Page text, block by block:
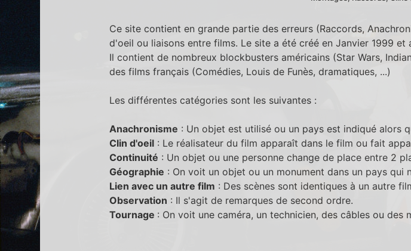
Ce site contient en grande partie des erreurs (Raccords,
d'oeil ou liaisons entre films. Le site a été créé en Janvier 1999
Il contient de nombreux blockbusters américains (Star Wars,
des films français (Comédies, Louis de Funès, dramatiques, ...)
Les différentes catégories sont les suivantes :
Anachronisme : Un objet est utilisé ou un pays est indiqué alors
Clin d'oeil : Le réalisateur du film apparaît dans le film ou fait
Continuité : Un objet ou une personne change de place entre 2
Géographie : On voit un objet ou un monument dans un pays
Lien avec un autre film : Des scènes sont identiques à un autre
Observation : Il s'agit de remarques de second ordre.
Tournage : On voit une caméra, un technicien, des câbles ou des